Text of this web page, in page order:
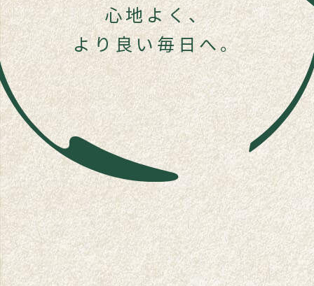
心地よく、
より良い毎日へ。